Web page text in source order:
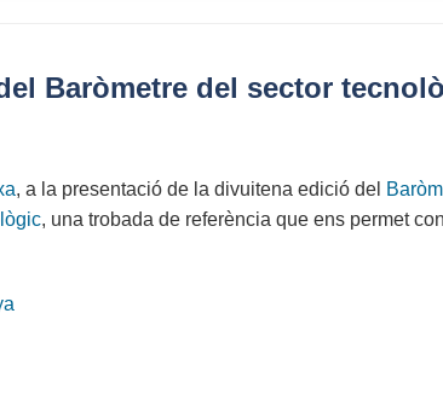
Baròmetre del sector
, a la presentació de la divuitena edició del
, una trobada de referència que ens permet